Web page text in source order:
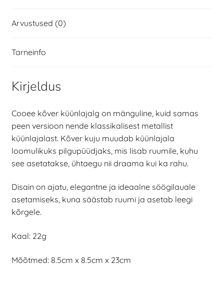
Arvustused (0)
Tarneinfo
Kirjeldus
Cooee kõver küünlajalg on mänguline, kuid samas
peen versioon nende klassikalisest metallist
küünlajalast. Kõver kuju muudab küünlajala
loomulikuks pilgupüüdjaks, mis lisab ruumile, kuhu
see asetatakse, ühtaegu nii draama kui ka rahu.
Disain on ajatu, elegantne ja ideaalne söögilauale
asetamiseks, kuna säästab ruumi ja asetab leegi
kõrgele.
Kaal: 22g
Mõõtmed: 8.5cm x 8.5cm x 23cm